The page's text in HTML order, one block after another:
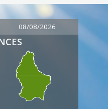
08/08/2026